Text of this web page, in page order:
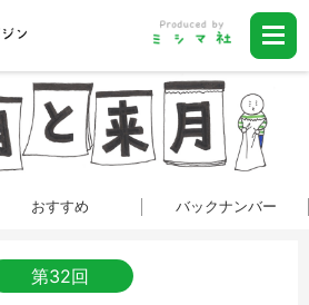
おすすめ バックナンバー
第32回